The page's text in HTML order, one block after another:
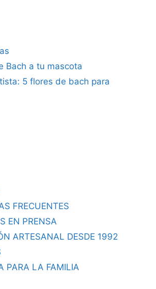
Bach a tu mascota
5 flores de bach para
FRECUENTES
EN PRENSA
ARTESANAL DESDE 1992
PARA LA FAMILIA